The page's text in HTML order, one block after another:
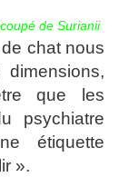
é de Surianii
chat nous
que les
psychiatre
étiquette
».